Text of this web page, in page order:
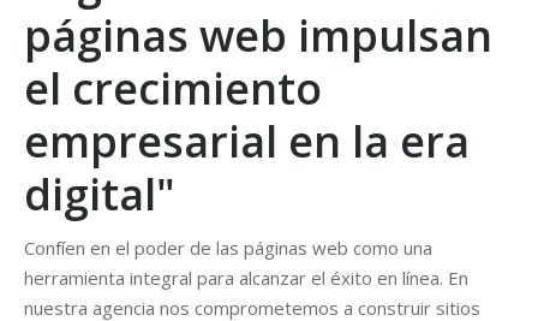
páginas web impulsan
el crecimiento
empresarial en la era
digital"
Confíen en el poder de las páginas web como una
herramienta integral para alcanzar el éxito en línea. En
nuestra agencia nos comprometemos a construir sitios